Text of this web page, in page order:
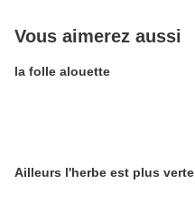
Vous aimerez aussi
la folle alouette
Ailleurs l'herbe est plus verte